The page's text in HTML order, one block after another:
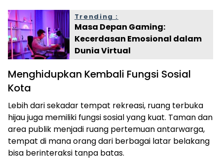
Trending :
Masa Depan Gaming:
Kecerdasan Emosional dalam
Dunia Virtual
Menghidupkan Kembali Fungsi Sosial
Kota
Lebih dari sekadar tempat rekreasi, ruang terbuka
hijau juga memiliki fungsi sosial yang kuat. Taman dan
area publik menjadi ruang pertemuan antarwarga,
tempat di mana orang dari berbagai latar belakang
bisa berinteraksi tanpa batas.